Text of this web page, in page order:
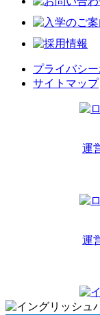
プライバシ
サイトマップ
運
運